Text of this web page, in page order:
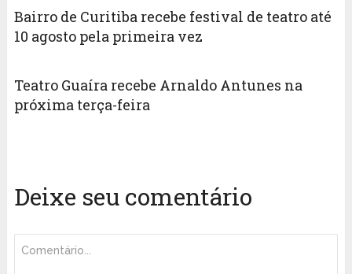
Bairro de Curitiba recebe festival de teatro até
10 agosto pela primeira vez
Teatro Guaíra recebe Arnaldo Antunes na
próxima terça-feira
Deixe seu comentário